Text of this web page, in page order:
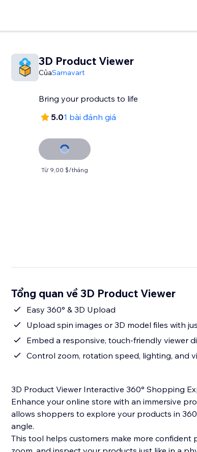
3D Product Viewer
CủaSamavart
Bring your products to life
5.01 bài đánh giá
Từ 9,00 $/tháng
Tổng quan về 3D Product Viewer
Easy 360° & 3D Upload
Upload spin images or 3D model files with
Embed a responsive, touch-friendly viewer
Control zoom, rotation speed, lighting, and
3D Product Viewer Interactive 360° Shopping
Enhance your online store with an immersive
allows shoppers to explore your products in
angle.
This tool helps customers make more